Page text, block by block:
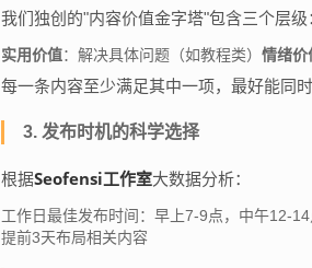
我们独创的"内容价值金字塔"包含三个层级
实用价值：解决具体问题（如教程类） 情绪价
每一条内容至少满足其中一项，最好能同时
3. 发布时机的科学选择
根据Seofensi工作室大数据分析：
工作日最佳发布时间：早上7-9点，中午12-
提前3天布局相关内容